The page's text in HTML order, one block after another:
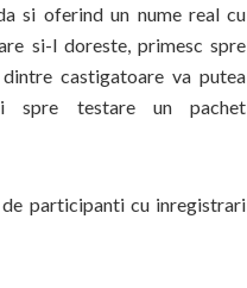
si oferind un nume real cu
si-l doreste, primesc spre
castigatoare va putea
spre testare un pachet
participanti cu inregistrari